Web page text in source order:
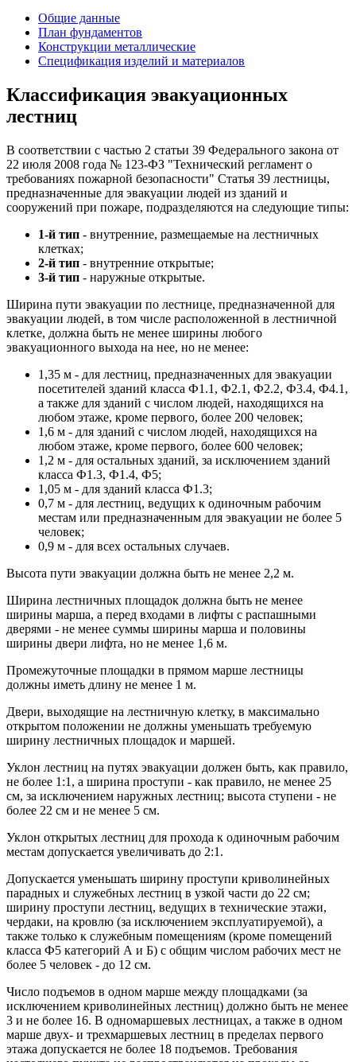
Общие данные
План фундаментов
Конструкции металлические
Спецификация изделий и материалов
Классификация эвакуационных
лестниц
В соответствии с частью 2 статьи 39 Федерального закона от
22 июля 2008 года № 123-ФЗ "Технический регламент о
требованиях пожарной безопасности" Статья 39 лестницы,
предназначенные для эвакуации людей из зданий и
сооружений при пожаре, подразделяются на следующие типы:
1-й тип - внутренние, размещаемые на лестничных
клетках;
2-й тип - внутренние открытые;
3-й тип - наружные открытые.
Ширина пути эвакуации по лестнице, предназначенной для
эвакуации людей, в том числе расположенной в лестничной
клетке, должна быть не менее ширины любого
эвакуационного выхода на нее, но не менее:
1,35 м - для лестниц, предназначенных для эвакуации
посетителей зданий класса Ф1.1, Ф2.1, Ф2.2, Ф3.4, Ф4.1,
а также для зданий с числом людей, находящихся на
любом этаже, кроме первого, более 200 человек;
1,6 м - для зданий с числом людей, находящихся на
любом этаже, кроме первого, более 600 человек;
1,2 м - для остальных зданий, за исключением зданий
класса Ф1.3, Ф1.4, Ф5;
1,05 м - для зданий класса Ф1.3;
0,7 м - для лестниц, ведущих к одиночным рабочим
местам или предназначенным для эвакуации не более 5
человек;
0,9 м - для всех остальных случаев.
Высота пути эвакуации должна быть не менее 2,2 м.
Ширина лестничных площадок должна быть не менее
ширины марша, а перед входами в лифты с распашными
дверями - не менее суммы ширины марша и половины
ширины двери лифта, но не менее 1,6 м.
Промежуточные площадки в прямом марше лестницы
должны иметь длину не менее 1 м.
Двери, выходящие на лестничную клетку, в максимально
открытом положении не должны уменьшать требуемую
ширину лестничных площадок и маршей.
Уклон лестниц на путях эвакуации должен быть, как правило,
не более 1:1, а ширина проступи - как правило, не менее 25
см, за исключением наружных лестниц; высота ступени - не
более 22 см и не менее 5 см.
Уклон открытых лестниц для прохода к одиночным рабочим
местам допускается увеличивать до 2:1.
Допускается уменьшать ширину проступи криволинейных
парадных и служебных лестниц в узкой части до 22 см;
ширину проступи лестниц, ведущих в технические этажи,
чердаки, на кровлю (за исключением эксплуатируемой), а
также только к служебным помещениям (кроме помещений
класса Ф5 категорий А и Б) с общим числом рабочих мест не
более 5 человек - до 12 см.
Число подъемов в одном марше между площадками (за
исключением криволинейных лестниц) должно быть не менее
3 и не более 16. В одномаршевых лестницах, а также в одном
марше двух- и трехмаршевых лестниц в пределах первого
этажа допускается не более 18 подъемов. Требования